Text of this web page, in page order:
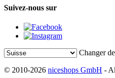
Suivez-nous sur
Changer
© 2010-2026 niceshops GmbH -